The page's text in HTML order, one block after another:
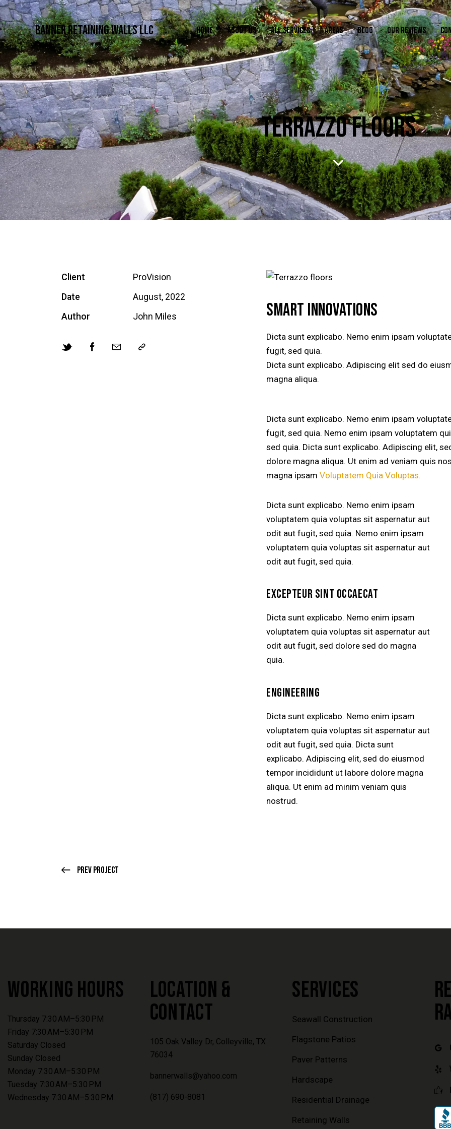
Banner Retaining Walls LLC HOME ABOUT US ALL SERVICES AREAS BLOG OUR REVIEWS
TERRAZZO FLOORS
Client
ProVision
Date
August, 2022
Author
John Miles SMART INNOVATIONS
Dicta sunt explicabo. Nemo enim ipsam
fugit, sed quia.
Dicta sunt explicabo. Adipiscing elit sed do
magna aliqua.
Dicta sunt explicabo. Nemo enim ipsam
fugit, sed quia. Nemo enim ipsam voluptatem
sed quia. Dicta sunt explicabo. Adipiscing elit,
dolore magna aliqua. Ut enim ad veniam quis
magna ipsam Voluptatem Quia Voluptas.
Dicta sunt explicabo. Nemo enim ipsam
voluptatem quia voluptas sit aspernatur aut
odit aut fugit, sed quia. Nemo enim ipsam
voluptatem quia voluptas sit aspernatur aut
odit aut fugit, sed quia.
EXCEPTEUR SINT OCCAECAT
Dicta sunt explicabo. Nemo enim ipsam
voluptatem quia voluptas sit aspernatur aut
odit aut fugit, sed dolore sed do magna
quia.
ENGINEERING
Dicta sunt explicabo. Nemo enim ipsam
voluptatem quia voluptas sit aspernatur aut
odit aut fugit, sed quia. Dicta sunt
explicabo. Adipiscing elit, sed do eiusmod
tempor incididunt ut labore dolore magna
aliqua. Ut enim ad minim veniam quis
nostrud.
Prev Project
WORKING HOURS
Thursday 7:30 AM–5:30 PM
Friday 7:30 AM–5:30 PM
Saturday Closed
Sunday Closed
Monday 7:30 AM–5:30 PM
Tuesday 7:30 AM–5:30 PM
Wednesday 7:30 AM–5:30 PM
LOCATION &
CONTACT
105 Oak Valley Dr, Colleyville, TX
76034
bannerwalls@yahoo.com
(817) 690-8081
SERVICES
Seawall Construction
Flagstone Patios
Paver Patterns
Hardscape
Residential Drainage
Retaining Walls